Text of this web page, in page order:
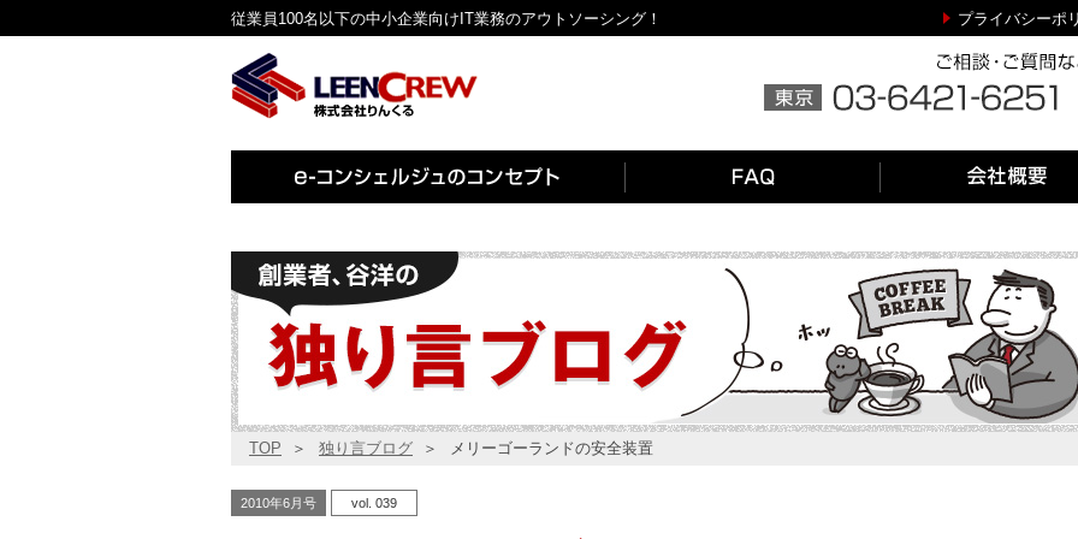
従業員100名以下の中小企業向けIT業務のアウトソーシング！ プライバシーポ
TOP 独り言ブログ メリーゴーランドの安全装置
2010年6月号 vol. 039